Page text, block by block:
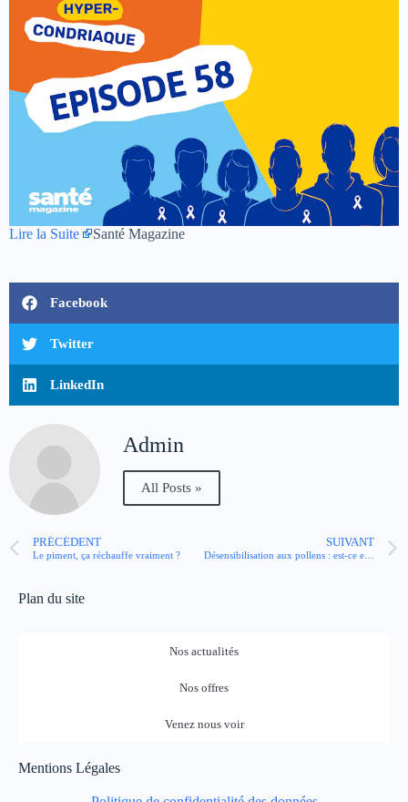
Lire la Suite Santé Magazine
Facebook
Twitter
LinkedIn
Admin
All Posts »
PRÉCÉDENT
Le piment, ça réchauffe vraiment ?
SUIVANT
Désensibilisation aux pollens : est-ce efficace ?
Plan du site
Nos actualités
Nos offres
Venez nous voir
Mentions Légales